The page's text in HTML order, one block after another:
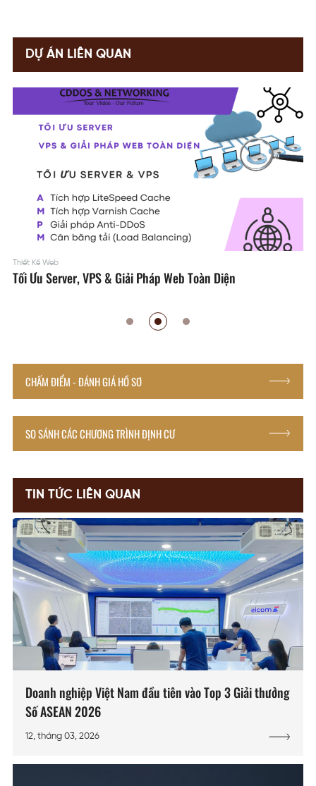
DỰ ÁN LIÊN QUAN
Thiết Kế Web
Tối Ưu Server, VPS & Giải Pháp Web Toàn Diện
CHẤM ĐIỂM - ĐÁNH GIÁ HỒ SƠ
SO SÁNH CÁC CHƯƠNG TRÌNH ĐỊNH CƯ
TIN TỨC LIÊN QUAN
Doanh nghiệp Việt Nam đầu tiên vào Top 3 Giải thưởng
Số ASEAN 2026
12, tháng 03, 2026